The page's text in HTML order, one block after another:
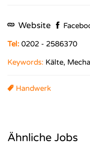
Website
Tel: 0202 - 2586370
Keywords: Kälte,
Handwerk
Ähnliche Jobs